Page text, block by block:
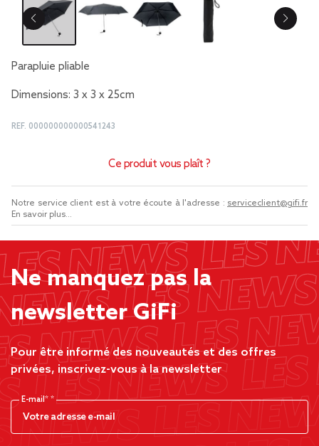
Parapluie pliable
Dimensions: 3 x 3 x 25cm
REF. 000000000000541243
Ce produit vous plaît ?
Notre service client est à votre écoute à l'adresse : serviceclient@gifi.fr
En savoir plus...
Ne manquez pas la
newsletter GiFi
Pour être informé des nouveautés et des offres
privées, inscrivez-vous à la newsletter
E-mail*